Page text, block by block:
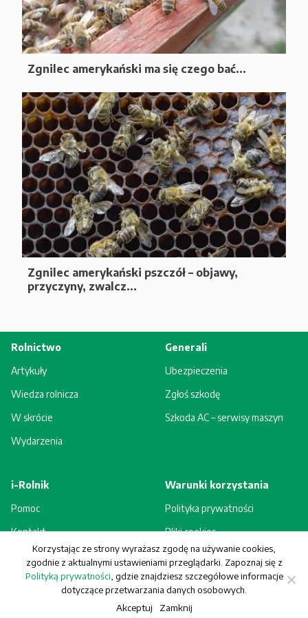
Zgnilec amerykański ma się czego bać...
Zgnilec amerykański pszczół – objawy,
przyczyny, zwalcz...
Rolnictwo
Artykuły
Wiedza rolnicza
W skrócie
Wydarzenia
Generali
Ubezpieczenia
Zgłoś szkodę
Szkoda AC – serwisy maszyn
i-Rolnik
Pomoc
Kontakt
Rejestracja - korzyści
Warunki korzystania
Polityka prywatności
Pliki cookies
Regulamin
© Generali Towarzystwo Ubezpieczeń S.A. Wszelkie prawa zastrzeżone.
Korzystając ze strony wyrażasz zgodę na używanie cookies,
zgodnie z aktualnymi ustawieniami przeglądarki. Zapoznaj się z
Polityką prywatności , gdzie znajdziesz szczegółowe informacje
dotyczące przetwarzania danych osobowych.
Akceptuj Zamknij